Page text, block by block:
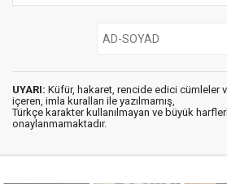
UYARI: Küfür, hakaret, rencide edici cümleler
içeren, imla kuralları ile yazılmamış,
Türkçe karakter kullanılmayan ve büyük
onaylanmamaktadır.